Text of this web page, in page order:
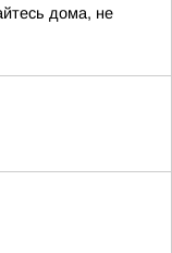
дома, не